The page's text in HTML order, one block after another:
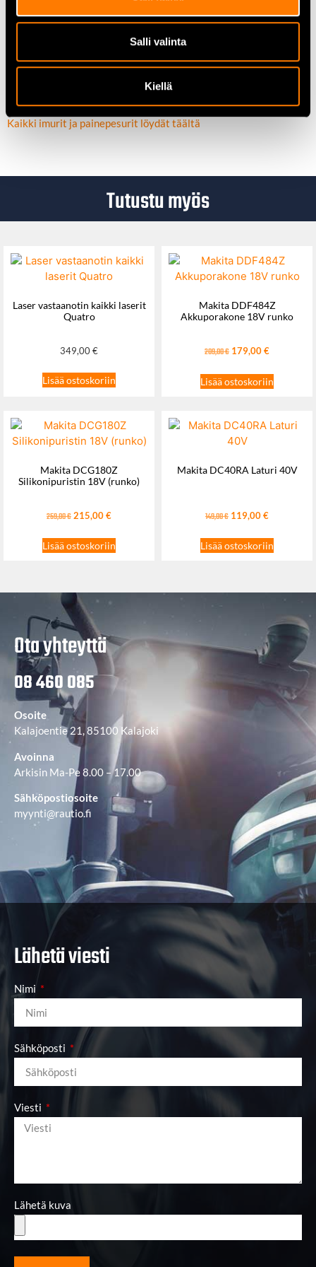
Salli valinta
Kiellä
pienentää suodatinhuollon tarvetta jopa 80 %
Kaikki imurit ja painepesurit löydät täältä
Tutustu myös
Laser vastaanotin kaikki laserit
Quatro
349,00€
Lisää ostoskoriin
Makita DDF484Z
Akkuporakone 18V runko
209,00€ 179,00€
Lisää ostoskoriin
Makita DCG180Z
Silikonipuristin 18V (runko)
259,00€215,00€
Lisää ostoskoriin
Makita DC40RA Laturi 40V
149,00€ 119,00€
Lisää ostoskoriin
Ota yhteyttä
08 460 085
Osoite
Kalajoentie 21, 85100 Kalajoki
Avoinna
Arkisin Ma-Pe 8.00 – 17.00
Sähköpostiosoite
myynti@rautio.fi
Lähetä viesti
Nimi
Sähköposti
Viesti
Lähetä kuva